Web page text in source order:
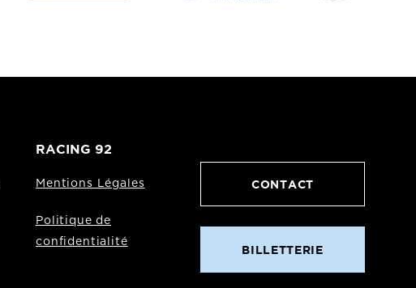
RACING 92
Mentions Légales
Politique de
confidentialité
CONTACT
BILLETTERIE